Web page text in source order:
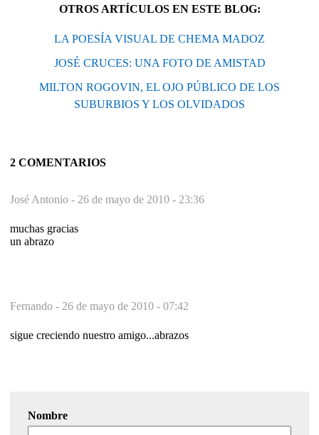
OTROS ARTÍCULOS EN ESTE BLOG:
LA POESÍA VISUAL DE CHEMA MADOZ
JOSÉ CRUCES: UNA FOTO DE AMISTAD
MILTON ROGOVIN, EL OJO PÚBLICO DE LOS
SUBURBIOS Y LOS OLVIDADOS
2 COMENTARIOS
José Antonio - 26 de mayo de 2010 - 23:36
muchas gracias
un abrazo
Fernando - 26 de mayo de 2010 - 07:42
sigue creciendo nuestro amigo...abrazos
Nombre